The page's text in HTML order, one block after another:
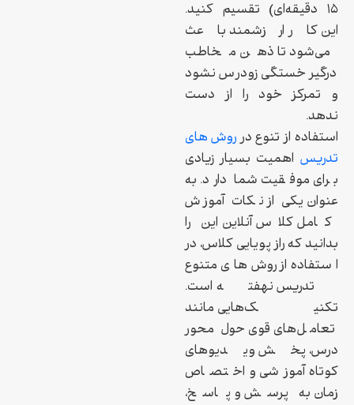
۱۵ دقیقه‌ای) تقسیم کنید.
این کار ارزشمند باعث
می‌شود تا ذهن مخاطب
درگیر خستگی زودرس نشود
و تمرکز خود را از دست
ندهد.
استفاده از تنوع درروش های
تدریس اهمیت بسیار زیادی
برای موفقیت شما دارد. به
عنوان یکی از نکات آموزش
کامل کلاس آنلاین این را
بدانید که راز پویایی کلاس، در
استفاده از روش‌های متنوع
تدریس نهفته است.
تکنیک‌هایی مانند
تعامل‌های قوی حول محور
درس، پخش ویدیوهای
کوتاه آموزشی و اختصاص
زمان به پرسش و پاسخ،